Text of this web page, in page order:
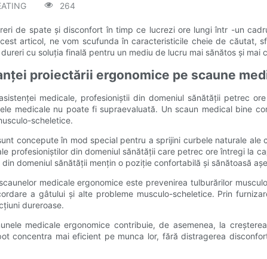
264
de spate și disconfort în timp ce lucrezi ore lungi într -un
articol, ne vom scufunda în caracteristicile cheie de
cu soluția finală pentru un mediu de lucru mai sănătos și mai
proiectării ergonomice pe scaune
medicale, profesioniștii din domeniul sănătății petrec
medicale nu poate fi supraevaluată. Un scaun medical bine
scheletice.
concepute în mod special pentru a sprijini curbele naturale
profesioniștilor din domeniul sănătății care petrec ore întregi la
domeniul sănătății mențin o poziție confortabilă și sănătoasă
medicale ergonomice este prevenirea tulburărilor
a gâtului și alte probleme musculo-scheletice. Prin
dureroase.
medicale ergonomice contribuie, de asemenea, la
concentra mai eficient pe munca lor, fără distragerea